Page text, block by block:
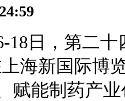
18日，第二
海新国际博
赋能制药产